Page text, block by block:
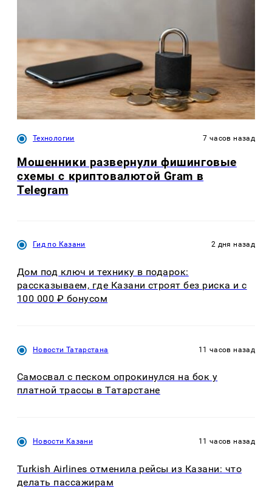
Технологии 7 часов назад
Мошенники развернули фишинговые
схемы с криптовалютой Gram в
Telegram
Гид по Казани 2 дня назад
Дом под ключ и технику в подарок:
рассказываем, где Казани строят без риска и с
100 000 ₽ бонусом
Новости Татарстана 11 часов назад
Самосвал с песком опрокинулся на бок у
платной трассы в Татарстане
Новости Казани 11 часов назад
Turkish Airlines отменила рейсы из Казани: что
делать пассажирам